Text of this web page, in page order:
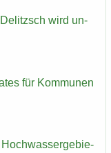
wird un­
für Kom­mu­nen
Hoch­was­ser­ge­bie­